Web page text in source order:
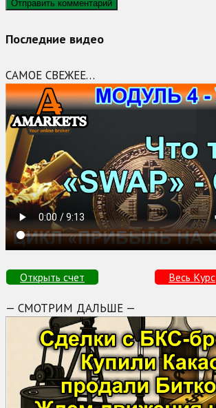
Последние видео
САМОЕ СВЕЖЕЕ…
Открыть счет Весь Курс
— СМОТРИМ ДАЛЬШЕ —